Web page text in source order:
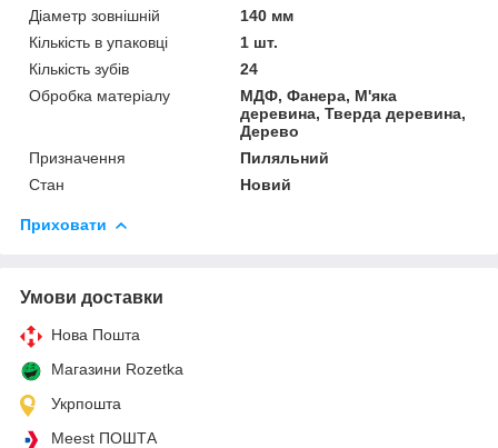
Діаметр зовнішній
140 мм
Кількість в упаковці
1 шт.
Кількість зубів
24
Обробка матеріалу
МДФ, Фанера, М'яка
деревина, Тверда деревина,
Дерево
Призначення
Пиляльний
Стан
Новий
Приховати
Умови доставки
Нова Пошта
Магазини Rozetka
Укрпошта
Meest ПОШТА